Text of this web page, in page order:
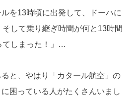
を13時頃に出発して、ドーハに
して乗り継ぎ時間が何と13時間
てしまった！」…
と、やはり「カタール航空」の
困っている人がたくさんいまし